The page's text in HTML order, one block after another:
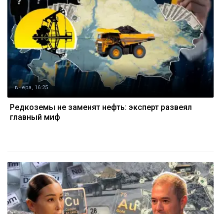
вчера, 16:25
Редкоземы не заменят нефть: эксперт развеял
главный миф